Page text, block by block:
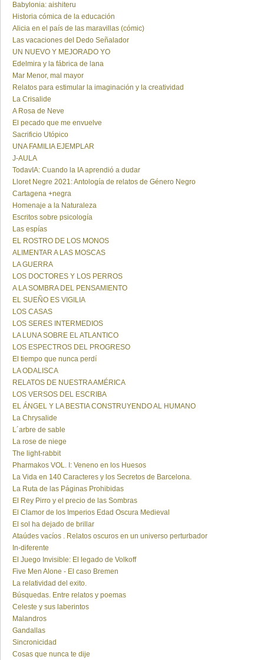
Babylonia: aishiteru
Historia cómica de la educación
Alicia en el país de las maravillas (cómic)
Las vacaciones del Dedo Señalador
UN NUEVO Y MEJORADO YO
Edelmira y la fábrica de lana
Mar Menor, mal mayor
Relatos para estimular la imaginación y la creatividad
La Crisalide
A Rosa de Neve
El pecado que me envuelve
Sacrificio Utópico
UNA FAMILIA EJEMPLAR
J-AULA
TodavIA: Cuando la IA aprendió a dudar
Lloret Negre 2021: Antología de relatos de Género Negro
Cartagena +negra
Homenaje a la Naturaleza
Escritos sobre psicología
Las espías
EL ROSTRO DE LOS MONOS
ALIMENTAR A LAS MOSCAS
LA GUERRA
LOS DOCTORES Y LOS PERROS
A LA SOMBRA DEL PENSAMIENTO
EL SUEÑO ES VIGILIA
LOS CASAS
LOS SERES INTERMEDIOS
LA LUNA SOBRE EL ATLANTICO
LOS ESPECTROS DEL PROGRESO
El tiempo que nunca perdí
LA ODALISCA
RELATOS DE NUESTRA AMÉRICA
LOS VERSOS DEL ESCRIBA
EL ÁNGEL Y LA BESTIA CONSTRUYENDO AL HUMANO
La Chrysalide
L´arbre de sable
La rose de niege
The light-rabbit
Pharmakos VOL. I: Veneno en los Huesos
La Vida en 140 Caracteres y los Secretos de Barcelona.
La Ruta de las Páginas Prohibidas
El Rey Pirro y el precio de las Sombras
El Clamor de los Imperios Edad Oscura Medieval
El sol ha dejado de brillar
Ataúdes vacíos . Relatos oscuros en un universo perturbador
In-diferente
El Juego Invisible: El legado de Volkoff
Five Men Alone - El caso Bremen
La relatividad del exito.
Búsquedas. Entre relatos y poemas
Celeste y sus laberintos
Malandros
Gandallas
Sincronicidad
Cosas que nunca te dije